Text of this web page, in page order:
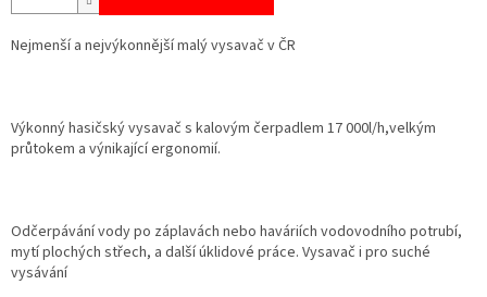
Nejmenší a nejvýkonnější malý vysavač v ČR
Výkonný hasičský vysavač s kalovým čerpadlem 17 000l/h,velkým
průtokem a výnikající ergonomií.
Odčerpávání vody po záplavách nebo haváriích vodovodního potrubí,
mytí plochých střech, a další úklidové práce. Vysavač i pro suché
vysávání